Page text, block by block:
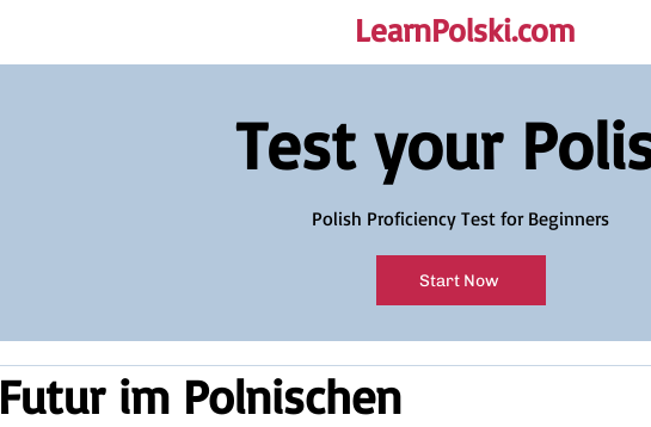
LearnPolski.com
Test your
Polish Proficiency Test for Beginners
Start Now
Futur im Polnischen